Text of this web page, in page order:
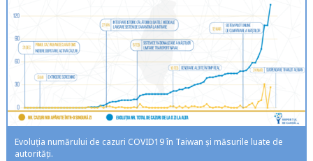
Evoluția numărului de cazuri COVID19 în Taiwan și măsurile luate de
autorități.